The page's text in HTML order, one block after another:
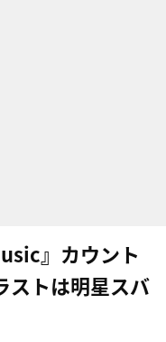
』カウント
ストは明星スバ